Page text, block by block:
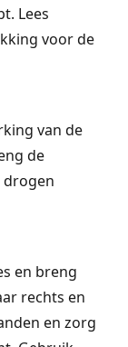
Lees
voor de
van de
de
drogen
en breng
rechts en
en zorg